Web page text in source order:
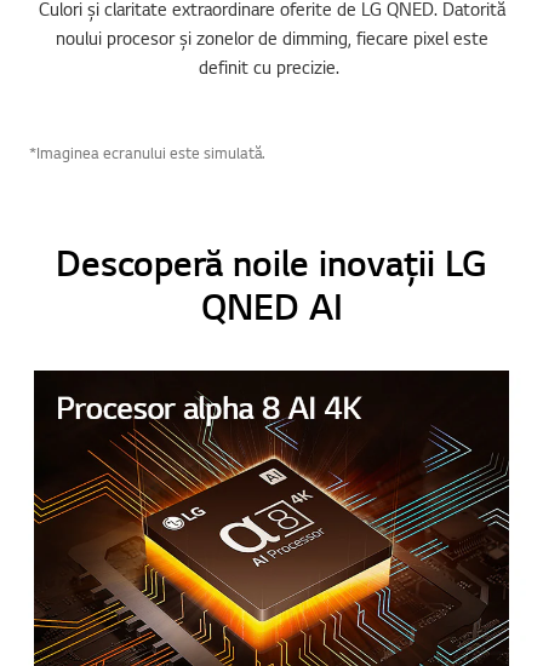
Culori și claritate extraordinare oferite de LG QNED. Datorită
noului procesor și zonelor de dimming, fiecare pixel este
definit cu precizie.
*Imaginea ecranului este simulată.
Descoperă noile inovații LG
QNED AI